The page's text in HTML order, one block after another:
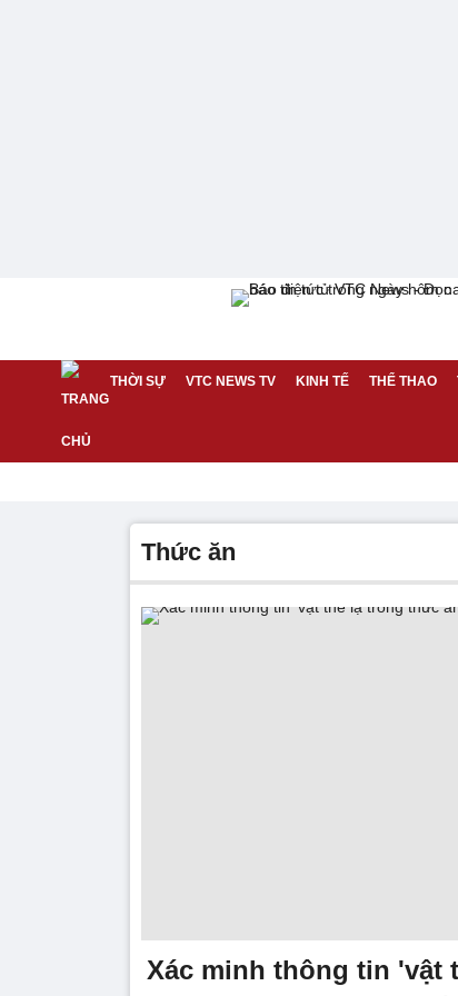
THỜI SỰ VTC NEWS TV KINH TẾ THỂ THAO
thức ăn
Xác minh thông tin 'vật